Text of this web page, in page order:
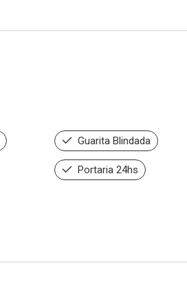
Guarita Blindada
Portaria 24hs